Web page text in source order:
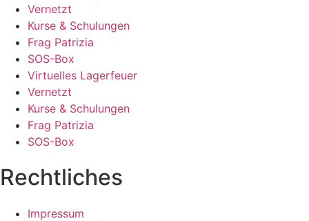
Vernetzt
Kurse & Schulungen
Frag Patrizia
SOS-Box
Virtuelles Lagerfeuer
Vernetzt
Kurse & Schulungen
Frag Patrizia
SOS-Box
Rechtliches
Impressum